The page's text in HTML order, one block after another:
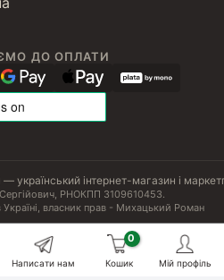
ДО ОПЛАТИ
український інтернет-магазин і
РНОКПП 3109610453.
власник прав - Михацький Роман
Публічна оферта
ліцензії та патенти
Написати нам Кошик Мій профіль